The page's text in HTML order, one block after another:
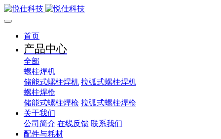
首页
产品中心
全部
螺柱焊机
储能式螺柱焊机 拉弧式螺柱焊机
螺柱焊枪
储能式螺柱焊枪 拉弧式螺柱焊枪
关于我们
公司简介 在线反馈 联系我们
配件与耗材